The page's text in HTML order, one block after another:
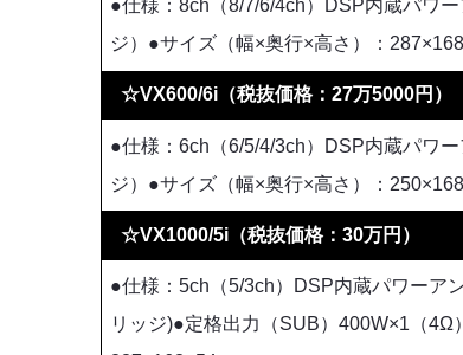
●仕様：8ch（8/7/6/4ch）DSP内蔵パワ
ジ）●サイズ（幅×奥行×高さ）：
☆VX600/6i（税抜価格：27万5000円）
●仕様：6ch（6/5/4/3ch）DSP内蔵パワ
ジ）●サイズ（幅×奥行×高さ）：
☆VX1000/5i（税抜価格：30万円）
●仕様：5ch（5/3ch）DSP内蔵パワーア
リッジ)●定格出力（SUB）400W×1（